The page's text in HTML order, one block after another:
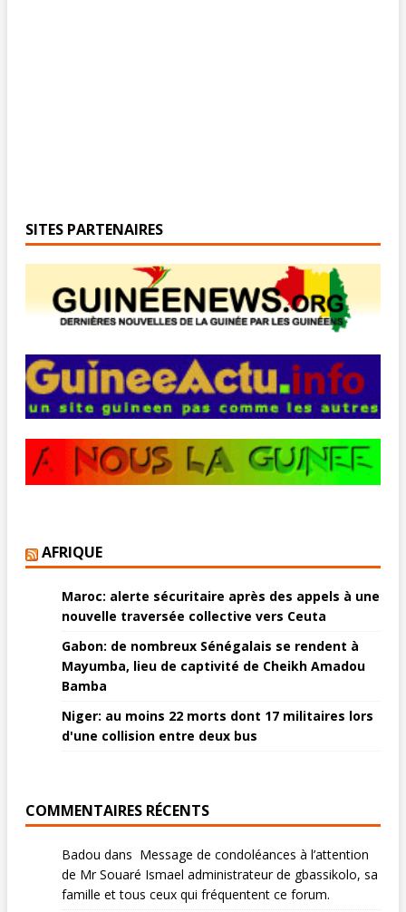
SITES PARTENAIRES
AFRIQUE
Maroc: alerte sécuritaire après des appels à une
nouvelle traversée collective vers Ceuta
Gabon: de nombreux Sénégalais se rendent à
Mayumba, lieu de captivité de Cheikh Amadou
Bamba
Niger: au moins 22 morts dont 17 militaires lors
d'une collision entre deux bus
COMMENTAIRES RÉCENTS
Badou dans Message de condoléances à l’attention
de Mr Souaré Ismael administrateur de gbassikolo, sa
famille et tous ceux qui fréquentent ce forum.